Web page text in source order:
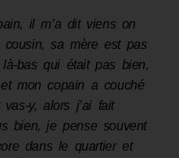
, il m’a dit viens on
cousin,sa mère est pas
bas qui était pas bien,
mon copain a couché
vas-y,alors j’ai fait
bien,je pense souvent
dans le quartier et